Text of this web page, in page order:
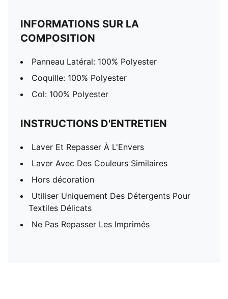
INFORMATIONS SUR LA
COMPOSITION
Panneau Latéral: 100% Polyester
Coquille: 100% Polyester
Col: 100% Polyester
INSTRUCTIONS D'ENTRETIEN
Laver Et Repasser À L'Envers
Laver Avec Des Couleurs Similaires
Hors décoration
Utiliser Uniquement Des Détergents Pour
Textiles Délicats
Ne Pas Repasser Les Imprimés